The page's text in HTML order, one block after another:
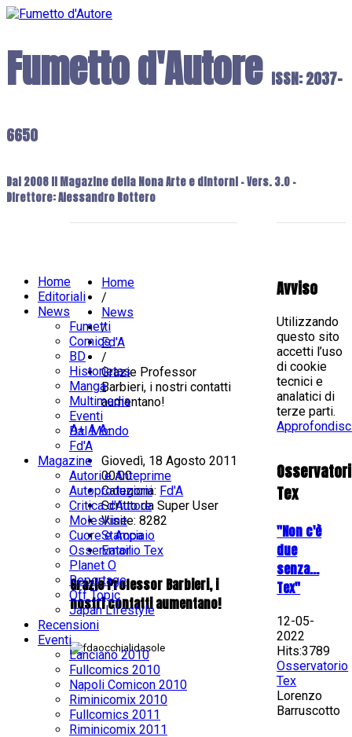
Fumetto d'Autore ISSN: 2037-
6650
Dal 2008 il Magazine della Nona Arte e dintorni - Vers. 3.0 -
Direttore: Alessandro Bottero
Home
/
News
/
Fd'A
/
Grazie Professor
Barbieri, i nostri contatti
aumentano!
A+ A A-
Giovedì, 18 Agosto 2011
00:00
Categoria: Fd'A
Scritto daSuper User
Visite: 8282
Stampa
Email
Grazie Professor Barbieri, i
nostri contatti aumentano!
Avviso
Utilizzando
questo sito
accetti l’uso
di cookie
tecnici e
analatici di
terze parti.
Tex
"Non c'è
due
senza...
Tex"
12-05-
2022
Hits:3789
Osservatorio
Tex
Lorenzo
Barruscotto
Home
Editoriali
News
Fumetti
Comics
BD
Historietas
Manga
Multimedia
Eventi
Dal Mondo
Fd'A
Magazine
Autori e Anteprime
Autoproduzioni
Critica d'Autore
Moleskine
Cuore e Acciaio
Osservatorio Tex
Planet O
Reportage
Off Topic
Japan Lifestyle
Recensioni
Eventi
Lanciano 2010
Fullcomics 2010
Napoli Comicon 2010
Riminicomix 2010
Fullcomics 2011
Riminicomix 2011